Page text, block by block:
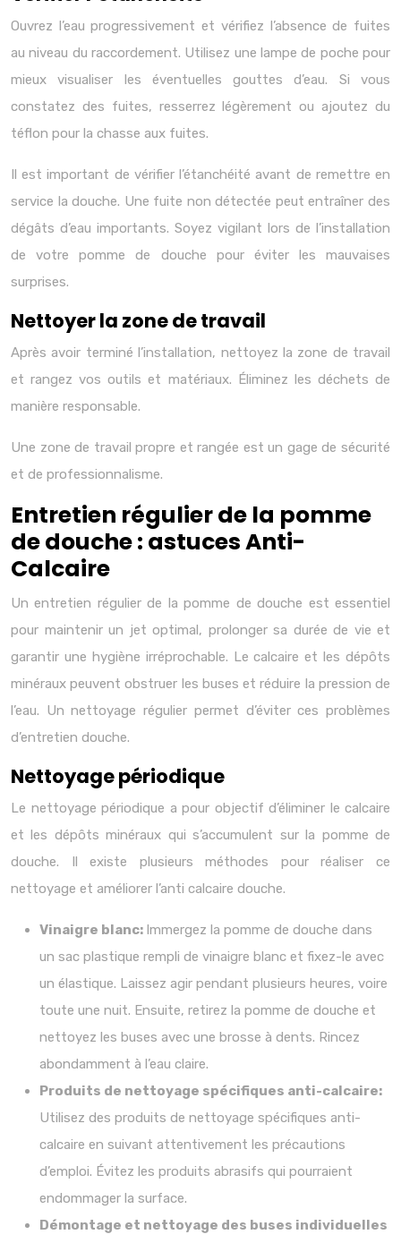
Ouvrez l’eau progressivement et vérifiez l’absence de fuites
au niveau du raccordement. Utilisez une lampe de poche pour
mieux visualiser les éventuelles gouttes d’eau. Si vous
constatez des fuites, resserrez légèrement ou ajoutez du
téflon pour la chasse aux fuites.
Il est important de vérifier l’étanchéité avant de remettre en
service la douche. Une fuite non détectée peut entraîner des
dégâts d’eau importants. Soyez vigilant lors de l’installation
de votre pomme de douche pour éviter les mauvaises
surprises.
Nettoyer la zone de travail
Après avoir terminé l’installation, nettoyez la zone de travail
et rangez vos outils et matériaux. Éliminez les déchets de
manière responsable.
Une zone de travail propre et rangée est un gage de sécurité
et de professionnalisme.
Entretien régulier de la pomme
de douche : astuces Anti-
Calcaire
Un entretien régulier de la pomme de douche est essentiel
pour maintenir un jet optimal, prolonger sa durée de vie et
garantir une hygiène irréprochable. Le calcaire et les dépôts
minéraux peuvent obstruer les buses et réduire la pression de
l’eau. Un nettoyage régulier permet d’éviter ces problèmes
d’entretien douche.
Nettoyage périodique
Le nettoyage périodique a pour objectif d’éliminer le calcaire
et les dépôts minéraux qui s’accumulent sur la pomme de
douche. Il existe plusieurs méthodes pour réaliser ce
nettoyage et améliorer l’anti calcaire douche.
Vinaigre blanc: Immergez la pomme de douche dans
un sac plastique rempli de vinaigre blanc et fixez-le avec
un élastique. Laissez agir pendant plusieurs heures, voire
toute une nuit. Ensuite, retirez la pomme de douche et
nettoyez les buses avec une brosse à dents. Rincez
abondamment à l’eau claire.
Produits de nettoyage spécifiques anti-calcaire:
Utilisez des produits de nettoyage spécifiques anti-
calcaire en suivant attentivement les précautions
d’emploi. Évitez les produits abrasifs qui pourraient
endommager la surface.
Démontage et nettoyage des buses individuelles